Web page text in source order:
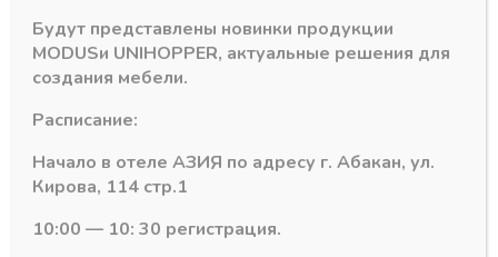
Похожие товары
Будут представлены новинки продукции
MODUSи UNIHOPPER, актуальные решения для
создания мебели.
Расписание:
Начало в отеле АЗИЯ по адресу г. Абакан, ул.
Кирова, 114 стр.1
10:00 — 10: 30 регистрация.